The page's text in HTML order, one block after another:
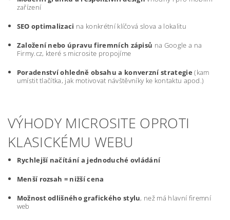
zařízení
SEO optimalizaci na konkrétní klíčová slova a lokalitu
Založení nebo úpravu firemních zápisů na Google a na
Firmy.cz, které s microsite propojíme
Poradenství ohledně obsahu a konverzní strategie (kam
umístit tlačítka, jak motivovat návštěvníky ke kontaktu apod.)
VÝHODY MICROSITE OPROTI
KLASICKÉMU WEBU
Rychlejší načítání a jednoduché ovládání
Menší rozsah = nižší cena
Možnost odlišného grafického stylu, než má hlavní firemní
web